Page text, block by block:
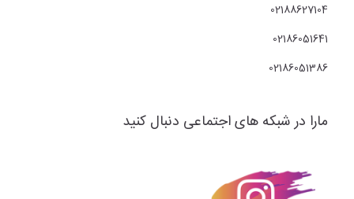
02188627104
02186051641
02186051386
مارا در شبکه های اجتماعی دنبال کنید